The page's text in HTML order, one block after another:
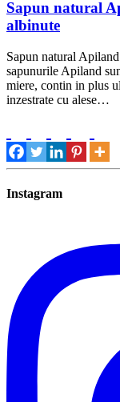
Sapun natural
albinute
Sapun natural
sapunurile Apiland
miere, contin in plus
inzestrate cu alese…
Instagram